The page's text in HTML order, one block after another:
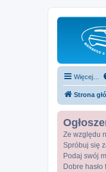
Więcej…
Strona
Ze względu
Spróbuj się
Podaj swój
Dobre